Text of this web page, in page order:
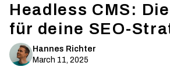
Headless CMS:
für deine SEO-
Hannes Richter
March 11, 2025